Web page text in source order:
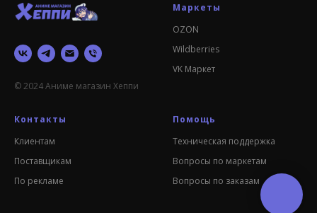
© 2024 Аниме магазин Хеппи
Маркеты
OZON
Wildberries
VK Маркет
Контакты
Клиентам
Поставщикам
По рекламе
Помощь
Техническая поддержка
Вопросы по маркетам
Вопросы по заказам